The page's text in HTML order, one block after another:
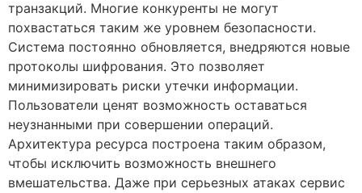
транзакций. Многие конкуренты не могут
похвастаться таким же уровнем безопасности.
Система постоянно обновляется, внедряются новые
протоколы шифрования. Это позволяет
минимизировать риски утечки информации.
Пользователи ценят возможность оставаться
неузнанными при совершении операций.
Архитектура ресурса построена таким образом,
чтобы исключить возможность внешнего
вмешательства. Даже при серьезных атаках сервис